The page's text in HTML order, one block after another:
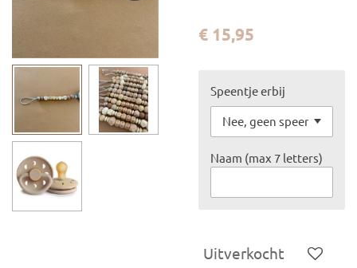
€ 15,95
Speentje erbij
Naam (max 7 letters)
Uitverkocht